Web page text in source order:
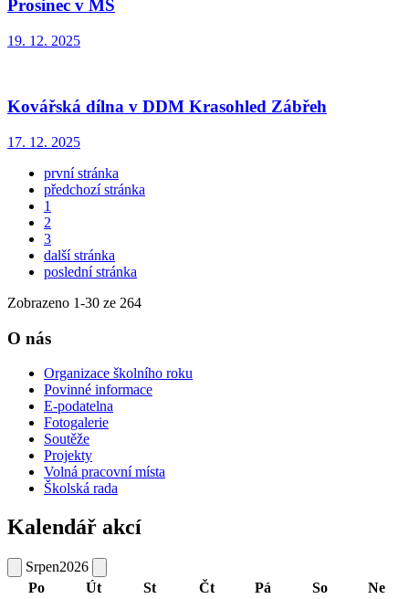
Prosinec v MŠ
19. 12. 2025
Kovářská dílna v DDM Krasohled Zábřeh
17. 12. 2025
první stránka
předchozí stránka
1
2
3
další stránka
poslední stránka
Zobrazeno 1-30 ze 264
O nás
Organizace školního roku
Povinné informace
E-podatelna
Fotogalerie
Soutěže
Projekty
Volná pracovní místa
Školská rada
Kalendář akcí
Srpen2026
Po
Út St Čt Pá So
Ne